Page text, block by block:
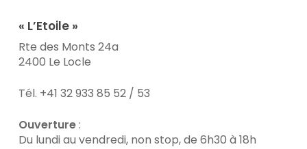
« L’Etoile »
Rte des Monts 24a
2400 Le Locle
Tél. +41 32 933 85 52 / 53
Ouverture:
Du lundi au vendredi, non stop, de 6h30 à 18h